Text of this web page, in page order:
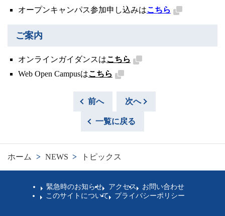
オープンキャンパス参加申し込みはこちら
ご案内
オンラインガイダンスはこちら
Web Open Campusはこちら
前へ 次へ
一覧に戻る
ホーム > NEWS > トピックス
緊急時のお知らせ アクセス
お問い合わせ
このサイトについて
プライバシーポリシー